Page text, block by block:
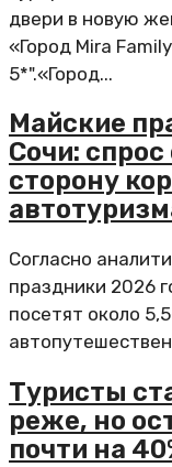
двери в новую
«Город Mira
5*".«Город...
Майские
Сочи:
сторону
Согласно
праздники 2026
посетят около
Туристы
реже, но
почти на